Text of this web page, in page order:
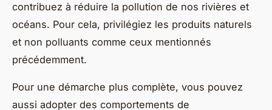
contribuez à réduire la pollution de nos rivières et
océans. Pour cela, privilégiez les produits naturels
et non polluants comme ceux mentionnés
précédemment.
Pour une démarche plus complète, vous pouvez
aussi adopter des comportements de